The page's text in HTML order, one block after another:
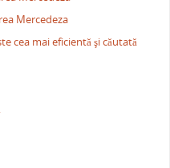
Mercedeza
cea mai eficientă şi căutată